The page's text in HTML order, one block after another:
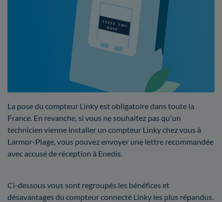
La pose du compteur Linky est obligatoire dans toute la
France. En revanche, si vous ne souhaitez pas qu'un
technicien vienne installer un compteur Linky chez vous à
Larmor-Plage, vous pouvez envoyer une lettre recommandée
avec accusé de réception à Enedis.
Ci-dessous vous sont regroupés les bénéfices et
désavantages du compteur connecté Linky les plus répandus.